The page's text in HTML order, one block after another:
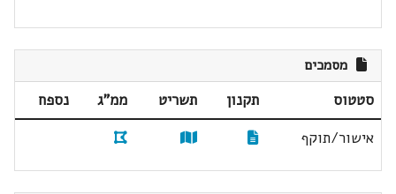
מסמכים
סטטוס תקנון תשריט ממ"ג
נספח
אישור/תוקף